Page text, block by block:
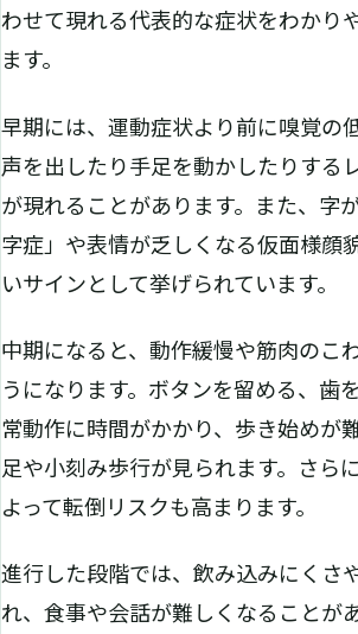
わせて現れる代表的な症状をわかり
ます。
早期には、運動症状より前に嗅覚の
声を出したり手足を動かしたりする
が現れることがあります。また、字
字症」や表情が乏しくなる仮面様顔
いサインとして挙げられています。
中期になると、動作緩慢や筋肉のこ
うになります。ボタンを留める、歯
常動作に時間がかかり、歩き始めが
足や小刻み歩行が見られます。さら
よって転倒リスクも高まります。
進行した段階では、飲み込みにくさ
れ、食事や会話が難しくなることが